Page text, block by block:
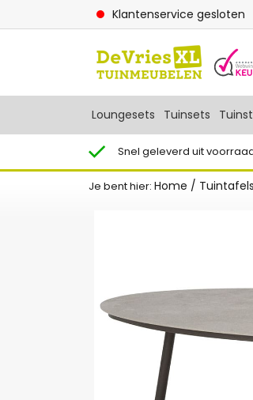
Klantenservice gesloten
Loungesets Tuinsets
Snel geleverd uit
Je bent hier: Home / Tuintafels